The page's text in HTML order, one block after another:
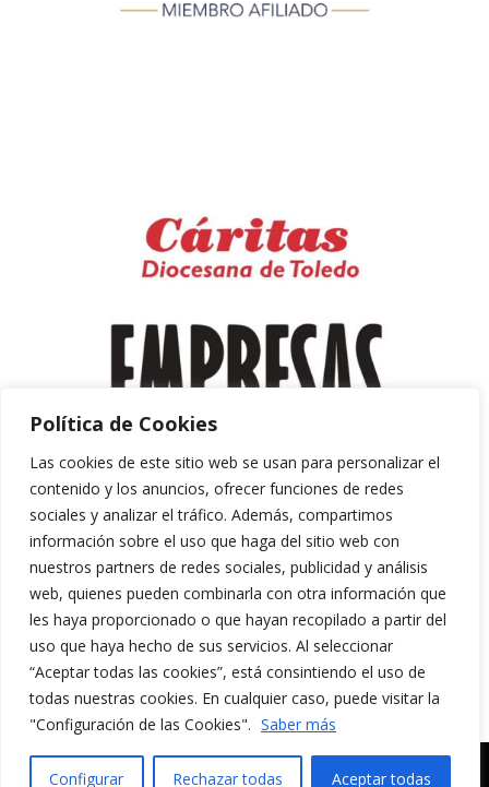
Política de Cookies
Las cookies de este sitio web se usan para personalizar el
contenido y los anuncios, ofrecer funciones de redes
sociales y analizar el tráfico. Además, compartimos
información sobre el uso que haga del sitio web con
nuestros partners de redes sociales, publicidad y análisis
web, quienes pueden combinarla con otra información que
les haya proporcionado o que hayan recopilado a partir del
uso que haya hecho de sus servicios. Al seleccionar
“Aceptar todas las cookies”, está consintiendo el uso de
todas nuestras cookies. En cualquier caso, puede visitar la
"Configuración de las Cookies". Saber más
Configurar Rechazar todas Aceptar todas
Aviso Legal y Política de Privacidad
Política de Cookies
MERAKI CULTURA AUDIOVISUAL. Todos los